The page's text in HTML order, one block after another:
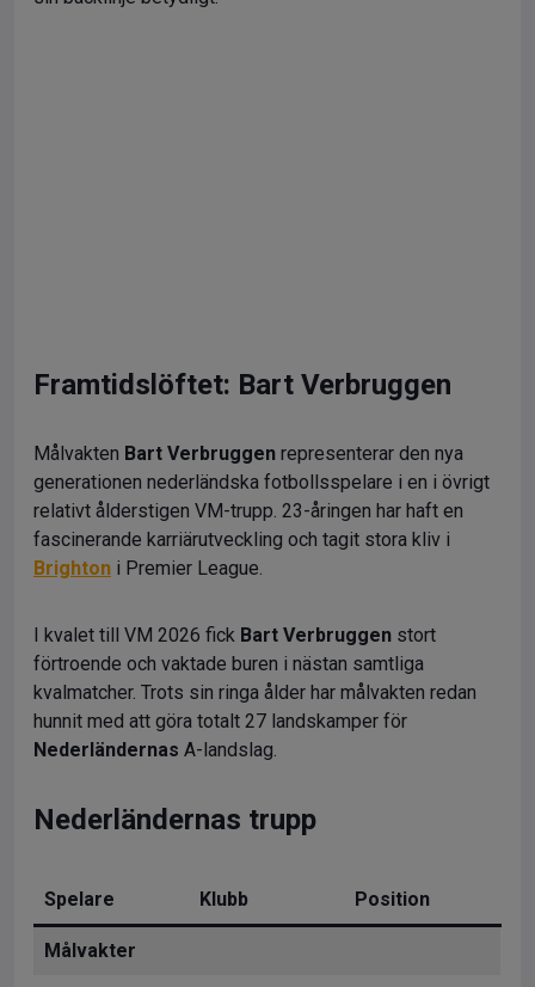
Framtidslöftet: Bart Verbruggen
Målvakten Bart Verbruggen representerar den nya
generationen nederländska fotbollsspelare i en i övrigt
relativt ålderstigen VM-trupp. 23-åringen har haft en
fascinerande karriärutveckling och tagit stora kliv i
Brighton i Premier League.
I kvalet till VM 2026 fick Bart Verbruggen stort
förtroende och vaktade buren i nästan samtliga
kvalmatcher. Trots sin ringa ålder har målvakten redan
hunnit med att göra totalt 27 landskamper för
Nederländernas A-landslag.
Nederländernas trupp
Spelare Klubb Position
Målvakter